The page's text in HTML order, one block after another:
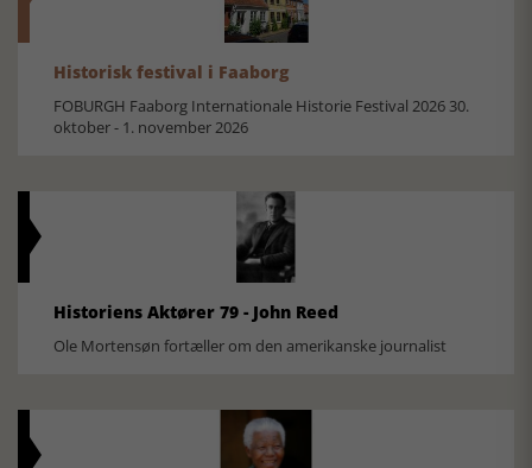
Historisk festival i Faaborg
FOBURGH Faaborg Internationale Historie Festival 2026 30.
oktober - 1. november 2026
Historiens Aktører 79 - John Reed
Ole Mortensøn fortæller om den amerikanske journalist